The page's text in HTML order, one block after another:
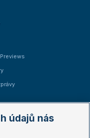
údajů nás